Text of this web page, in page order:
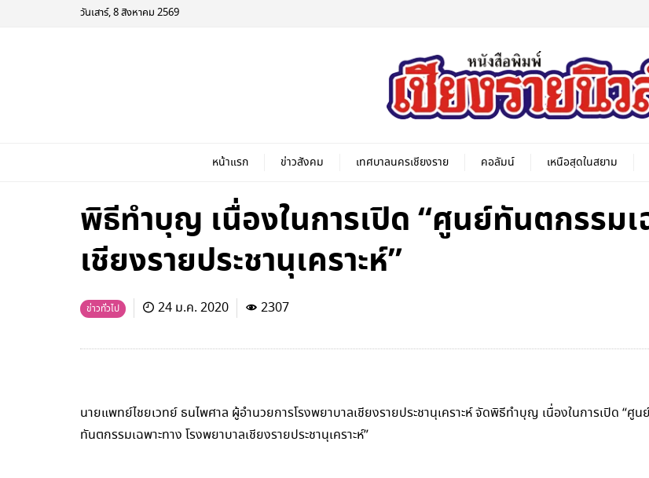
วันเสาร์, 8 สิงหาคม 2569
หน้าแรก ข่าวสังคม เทศบาลนครเชียงราย คอลัมน์ เหนือสุดในสยาม
พิธีทำบุญ เนื่องในการเปิด “ศูนย์ทันตกรรมเ
เชียงรายประชานุเคราะห์”
ข่าวทั่วไป 24 ม.ค. 2020 2307
นายแพทย์ไชยเวทย์ ธนไพศาล ผู้อำนวยการโรงพยาบาลเชียงรายประชานุเคราะห์ จัดพิธีทำบุญ เนื่องในการเปิด “ศูน
ทันตกรรมเฉพาะทาง โรงพยาบาลเชียงรายประชานุเคราะห์”